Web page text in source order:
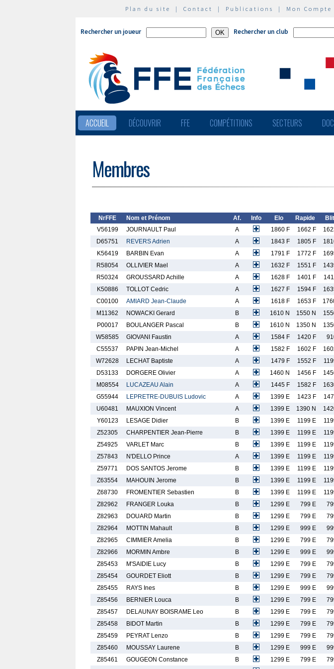
Plan du site | Contact | Publications | Mon Compte
Rechercher un joueur Rechercher un club
ACCUEIL DÉCOUVRIR FFE COMPÉTITIONS SECTEURS
Membres
NrFFE Nom et Prénom Af. Info Elo Rapide
V56199
JOURNAULT Paul A 1860 F 1662 F
D65751
REVERS Adrien A 1843 F 1805 F
K56419
BARBIN Evan A 1791 F 1772 F
R58054
OLLIVIER Mael A 1632 F 1551 F
R50324
GROUSSARD Achille A 1628 F 1401 F
K50886
TOLLOT Cedric A 1627 F 1594 F
C00100
AMIARD Jean-Claude A 1618 F 1653 F
M11362
NOWACKI Gerard B 1610 N 1550 N
P00017
BOULANGER Pascal B 1610 N 1350 N
W58585
GIOVANI Faustin A 1584 F 1420 F
C55537
PAPIN Jean-Michel A 1582 F 1602 F
W72628
LECHAT Baptiste A 1479 F 1552 F
D53133
DORGERE Olivier A 1460 N 1456 F
M08554
LUCAZEAU Alain A 1445 F 1582 F
G55944
LEPRETRE-DUBUIS Ludovic A 1399 E 1423 F
U60481
MAUXION Vincent A 1399 E 1390 N
Y60123
LESAGE Didier B 1399 E 1199 E
Z52305
CHARPENTIER Jean-Pierre B 1399 E 1199 E
Z54925
VARLET Marc B 1399 E 1199 E
Z57843
N'DELLO Prince A 1399 E 1199 E
Z59771
DOS SANTOS Jerome B 1399 E 1199 E
Z63554
MAHOUIN Jerome B 1399 E 1199 E
Z68730
FROMENTIER Sebastien B 1399 E 1199 E
Z82962
FRANGER Louka B 1299 E 799 E
Z82963
DOUARD Martin B 1299 E 799 E
Z82964
MOTTIN Mahault B 1299 E 999 E
Z82965
CIMMIER Amelia B 1299 E 799 E
Z82966
MORMIN Ambre B 1299 E 999 E
Z85453
M'SAIDIE Lucy B 1299 E 799 E
Z85454
GOURDET Eliott B 1299 E 799 E
Z85455
RAYS Ines B 1299 E 999 E
Z85456
BERNIER Louca B 1299 E 799 E
Z85457
DELAUNAY BOISRAME Leo B 1299 E 799 E
Z85458
BIDOT Martin B 1299 E 799 E
Z85459
PEYRAT Lenzo B 1299 E 799 E
Z85460
MOUSSAY Laurene B 1299 E 999 E
Z85461
GOUGEON Constance B 1299 E 799 E